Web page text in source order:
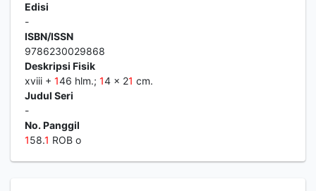
Edisi
-
ISBN/ISSN
9786230029868
Deskripsi Fisik
xviii + 146 hlm.; 14 x 21 cm.
Judul Seri
-
No. Panggil
158.1 ROB o